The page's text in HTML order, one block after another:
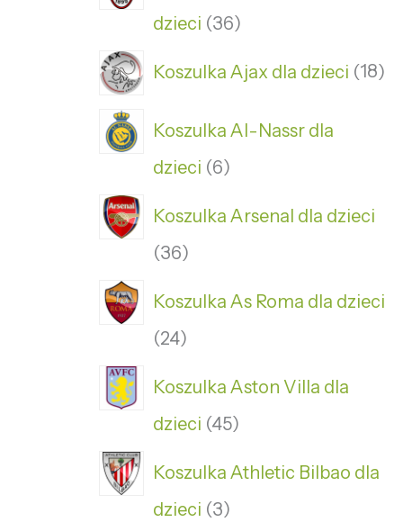
dzieci 36
Koszulka Ajax dla dzieci 18
Koszulka Al-Nassr dla
dzieci 6
Koszulka Arsenal dla dzieci
36
Koszulka As Roma dla dzieci
24
Koszulka Aston Villa dla
dzieci 45
Koszulka Athletic Bilbao dla
dzieci 3